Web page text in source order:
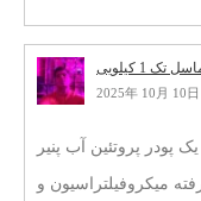
1 کیلویی
2025年 10月 10日
پودر پروتئین آب پنیر
میکروفیلتراسیون و